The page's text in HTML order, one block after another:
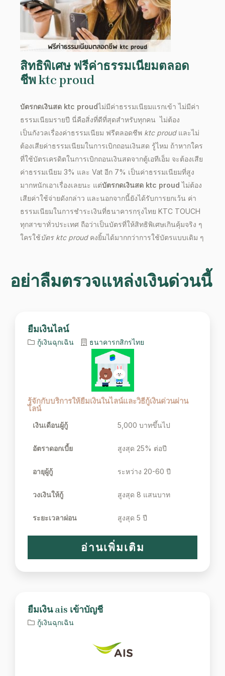
สิทธิพิเศษ ฟรีค่าธรรมเนียมตลอด
ชีพktc proud
บัตรกดเงินสด ktc proudไม่มีค่าธรรมเนียมแรกเข้า ไม่มีค่า
ธรรมเนียมรายปี นี่คือสิ่งที่ดีที่สุดสำหรับทุกคน ไม่ต้อง
เป็นกังวลเรื่องค่าธรรมเนียม ฟรีตลอดชีพ ktc proud และไม่
ต้องเสียค่าธรรมเนียมในการเบิกถอนเงินสด รู้ไหม ถ้าหากใคร
ที่ใช้บัตรเครดิตในการเบิกถอนเงินสดจากตู้เอทีเอ็ม จะต้องเสีย
ค่าธรรมเนียม 3% และ Vat อีก 7% เป็นค่าธรรมเนียมที่สูง
มากหนักเอาเรื่องเลยนะ แต่บัตรกดเงินสด ktc proud ไม่ต้อง
เสียค่าใช้จ่ายดังกล่าว และนอกจากนี้ยังได้รับการยกเว้น ค่า
ธรรมเนียมในการชำระเงินที่ธนาคารกรุงไทย KTC TOUCH
ทุกสาขาทั่วประเทศ ถือว่าเป็นบัตรที่ให้สิทธิพิเศษเกินคุ้มจริง ๆ
ใครใช้บัตร ktc proud คงยิ้มได้มากกว่าการใช้บัตรแบบเดิม ๆ
อย่าลืมตรวจแหล่งเงินด่วนนี้
ยืมเงินไลน์
กู้เงินฉุกเฉิน ธนาคารกสิกรไทย
รู้จักกับบริการให้ยืมเงินในไลน์และวิธีกู้เงินด่วนผ่าน
ไลน์
เงินเดือนผู้กู้ 5,000 บาทขึ้นไป
อัตราดอกเบี้ย สูงสุด 25% ต่อปี
อายุผู้กู้ ระหว่าง 20-60 ปี
วงเงินให้กู้ สูงสุด 8 แสนบาท
ระยะเวลาผ่อน สูงสุด 5 ปี
อ่านเพิ่มเติม
ยืมเงิน ais เข้าบัญชี
กู้เงินฉุกเฉิน